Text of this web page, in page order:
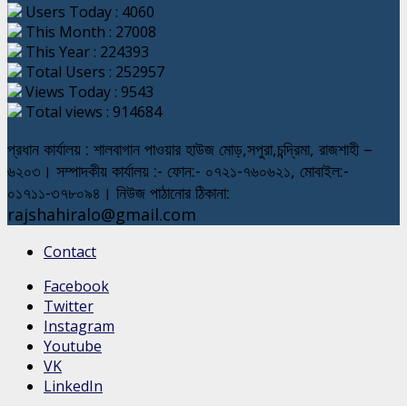
Users Today : 4060
This Month : 27008
This Year : 224393
Total Users : 252957
Views Today : 9543
Total views : 914684
প্রধান কার্যালয় : শালবাগান পাওয়ার হাউজ মোড়,সপুরা,চন্দ্রিমা, রাজশাহী –
৬২০৩। সম্পাদকীয় কার্যালয় :- ফোন:- ০৭২১-৭৬০৬২১, মোবাইল:-
০১৭১১-৩৭৮০৯৪। নিউজ পাঠানোর ঠিকানা:
rajshahiralo@gmail.com
Contact
Facebook
Twitter
Instagram
Youtube
VK
LinkedIn